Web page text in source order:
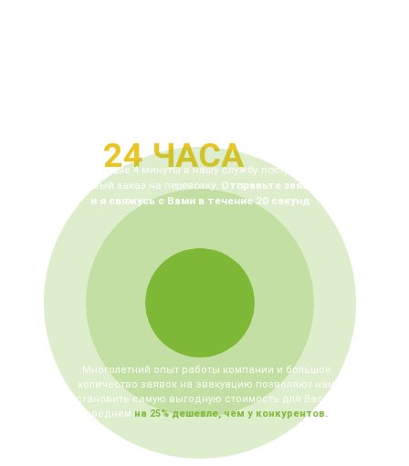
24 ЧАСА
Многолетний опыт работы компании и большое
количество заявок на эвакуацию позволяют нам
установить самую выгодную стоимость для Вас – в
среднем на 25% дешевле, чем у конкурентов.
Каждые 4 минуты в нашу службу поступает
новый заказ на перевозку. Отправьте заявку
и я свяжусь с Вами в течение 20 секунд